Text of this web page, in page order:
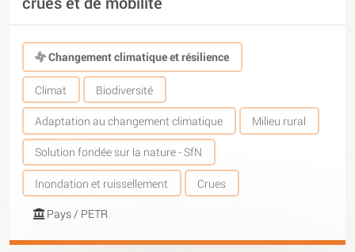
Changement climatique et résilience
Climat Biodiversité
Adaptation au changement climatique Milieu rural
Solution fondée sur la nature - SfN
Inondation et ruissellement Crues
Pays / PETR